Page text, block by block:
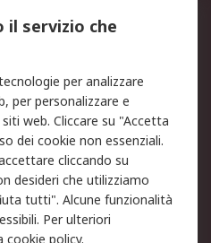
Informativa Privacy -
Aggiornata
Termini d'uso
Condizioni generali di
servizio
il servizio che
per analizzare
per personalizzare e
web. Cliccare su "Accetta
dei cookie non essenziali.
cliccando su
desideri che utilizziamo
tutti". Alcune funzionalità
Per ulteriori
cookie policy.